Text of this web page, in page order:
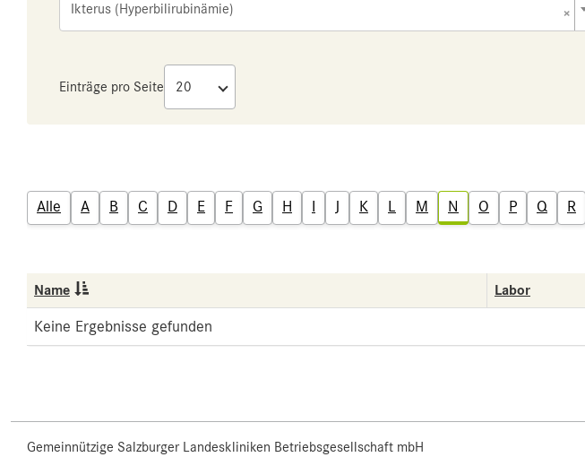
×
Ikterus (Hyperbilirubinämie)
Einträge pro Seite
Alle A B C D E F G H I J K L M N O P Q R
Name Labor
Keine Ergebnisse gefunden
Gemeinnützige Salzburger Landeskliniken Betriebsgesellschaft mbH